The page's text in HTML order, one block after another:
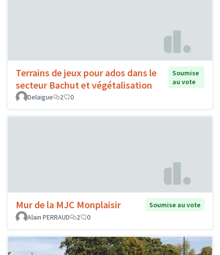
Terrains de jeux pour ados dans le
secteur Bachut et végétalisation
Soumise
au vote
Delaigue
2 0
Mur de la MJC Monplaisir
Soumise au vote
Alain PERRAUD
2 0